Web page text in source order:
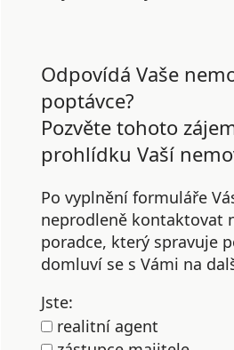
Odpovídá Vaše
poptávce?
Pozvěte tohoto
prohlídku Vaší
Po vyplnění formuláře
neprodleně kontaktovat
poradce, který spravuje
domluví se s Vámi na
Jste:
realitní agent